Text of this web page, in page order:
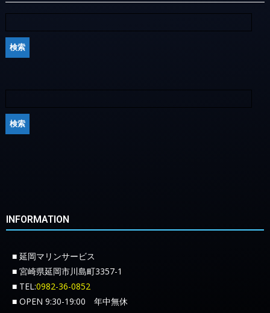
INFORMATION
■ 延岡マリンサービス
■ 宮崎県延岡市川島町3357-1
■ TEL:0982-36-0852
■ OPEN 9:30-19:00 年中無休